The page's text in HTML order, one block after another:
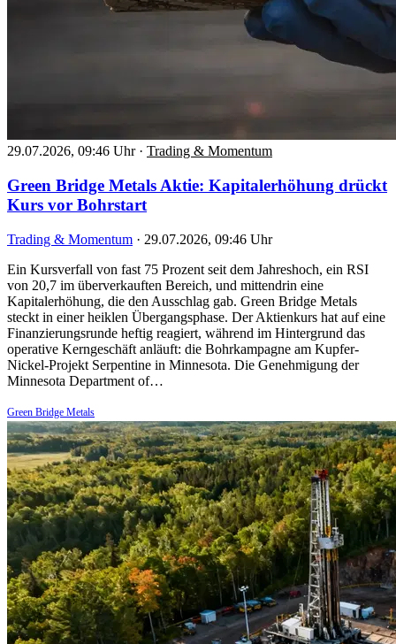
29.07.2026, 09:46 Uhr · Trading & Momentum
Green Bridge Metals Aktie: Kapitalerhöhung drückt
Kurs vor Bohrstart
Trading & Momentum · 29.07.2026, 09:46 Uhr
Ein Kursverfall von fast 75 Prozent seit dem Jahreshoch, ein RSI
von 20,7 im überverkauften Bereich, und mittendrin eine
Kapitalerhöhung, die den Ausschlag gab. Green Bridge Metals
steckt in einer heiklen Übergangsphase. Der Aktienkurs hat auf eine
Finanzierungsrunde heftig reagiert, während im Hintergrund das
operative Kerngeschäft anläuft: die Bohrkampagne am Kupfer-
Nickel-Projekt Serpentine in Minnesota. Die Genehmigung der
Minnesota Department of…
Green Bridge Metals